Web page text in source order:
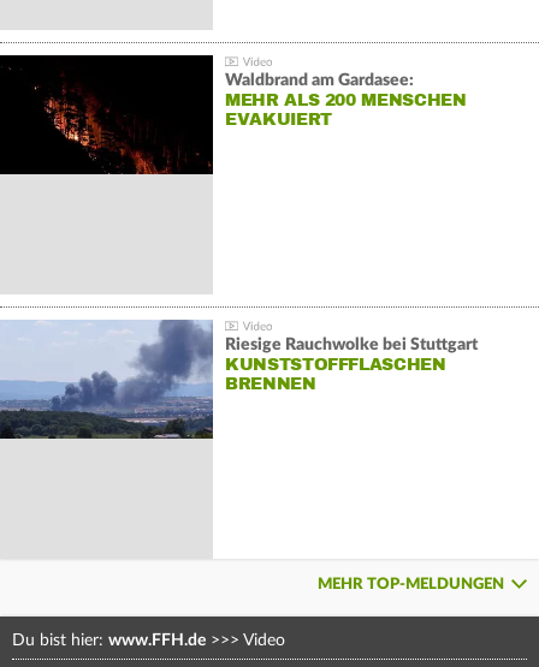
Waldbrand am Gardasee:
MEHR ALS 200 MENSCHEN
EVAKUIERT
Riesige Rauchwolke bei Stuttgart
KUNSTSTOFFFLASCHEN
BRENNEN
MEHR TOP-MELDUNGEN
Du bist hier: www.FFH.de >>> Video